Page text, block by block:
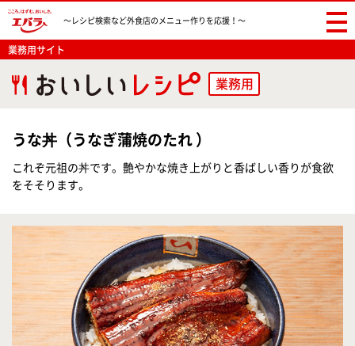
〜レシピ検索など外食店のメニュー作りを応援！〜
業務用サイト
業務用
うな丼（うなぎ蒲焼のたれ ）
これぞ元祖の丼です。艶やかな焼き上がりと香ばしい香りが食欲
をそそります。